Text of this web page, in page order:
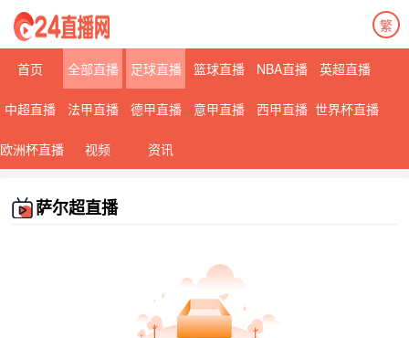
繁
首页 全部直播 足球直播 篮球直播 NBA直播 英超直播
中超直播 法甲直播 德甲直播 意甲直播 西甲直播 世界杯直播
欧洲杯直播 视频 资讯
萨尔超直播